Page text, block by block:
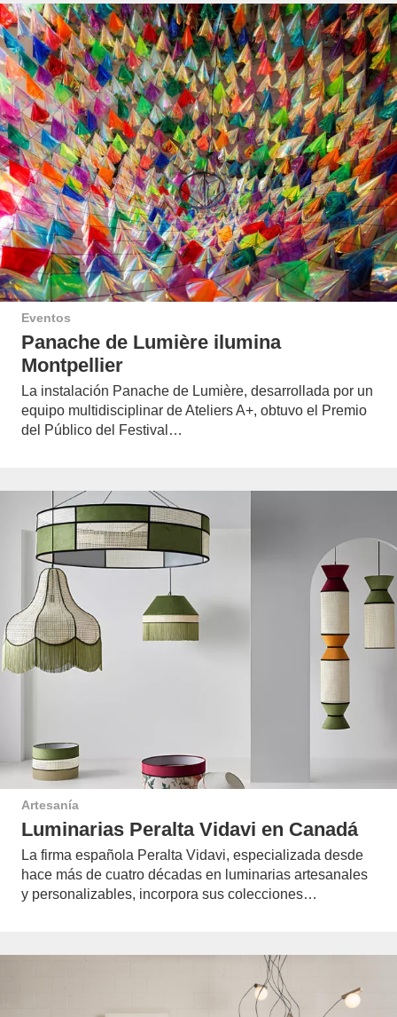
Eventos
Panache de Lumière ilumina
Montpellier
La instalación Panache de Lumière, desarrollada por un
equipo multidisciplinar de Ateliers A+, obtuvo el Premio
del Público del Festival…
Artesanía
Luminarias Peralta Vidavi en Canadá
La firma española Peralta Vidavi, especializada desde
hace más de cuatro décadas en luminarias artesanales
y personalizables, incorpora sus colecciones…